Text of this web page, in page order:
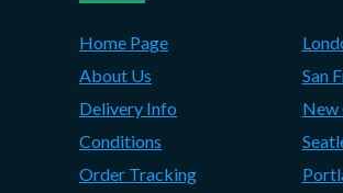
Home Page
About Us
Delivery Info
Conditions
Order Tracking
San
New